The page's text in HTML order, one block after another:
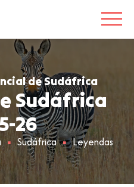
de Sudáfrica
Sudáfrica
26
Sudáfrica Leyendas de